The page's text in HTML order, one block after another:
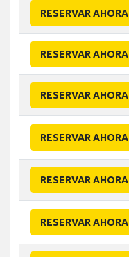
RESERVAR AHORA
RESERVAR AHORA
RESERVAR AHORA
RESERVAR AHORA
RESERVAR AHORA
RESERVAR AHORA